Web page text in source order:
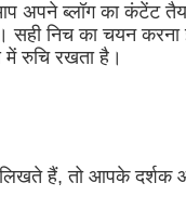
अपने ब्लॉग का कंटेंट
सही निच का चयन
में रुचि रखता है।
हैं, तो आपके दर्शक